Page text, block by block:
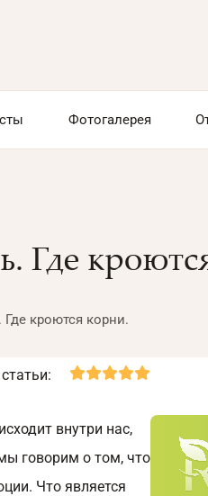
Фотогалерея
Где
кроются корни.
внутри нас,
говорим о том, что
Что является